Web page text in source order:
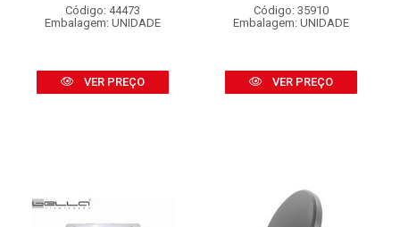
Código: 44473
Embalagem: UNIDADE
VER PREÇO
Código: 35910
Embalagem: UNIDADE
VER PREÇO